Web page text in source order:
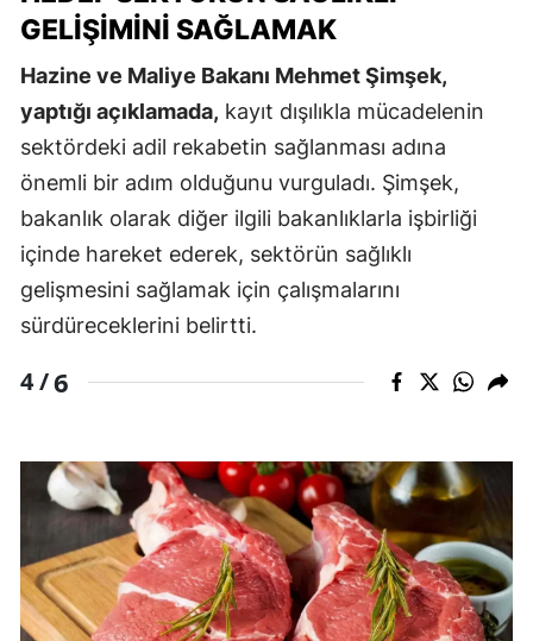
GELIŞIMINI SAĞLAMAK
Hazine ve Maliye Bakanı Mehmet Şimşek,
yaptığı açıklamada, kayıt dışılıkla mücadelenin
sektördeki adil rekabetin sağlanması adına
önemli bir adım olduğunu vurguladı. Şimşek,
bakanlık olarak diğer ilgili bakanlıklarla işbirliği
içinde hareket ederek, sektörün sağlıklı
gelişmesini sağlamak için çalışmalarını
sürdüreceklerini belirtti.
4 /6